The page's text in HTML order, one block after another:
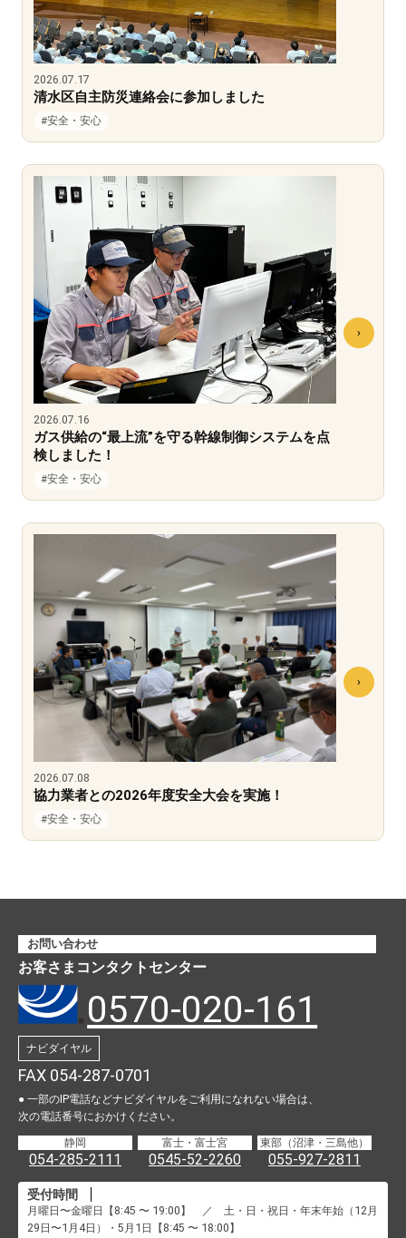
2026.07.17
清水区自主防災連絡会に参加しました
#安全・安心
2026.07.16
ガス供給の“最上流”を守る幹線制御システムを点
検しました！
#安全・安心
2026.07.08
協力業者との2026年度安全大会を実施！
#安全・安心
お問い合わせ
お客さまコンタクトセンター
0570-020-161
ナビダイヤル
FAX 054-287-0701
● 一部のIP電話などナビダイヤルをご利用になれない場合は、
次の電話番号におかけください。
静岡
054-285-2111
富士・富士宮
0545-52-2260
東部（沼津・三島他）
055-927-2811
受付時間
月曜日〜金曜日【8:45 〜 19:00】 ／ 土・日・祝日・年末年始（12月
29日〜1月4日）・5月1日【8:45 〜 18:00】